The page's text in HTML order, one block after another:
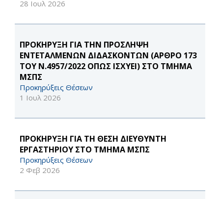
28 Ιουλ 2026
ΠΡΟΚΗΡΥΞΗ ΓΙΑ ΤΗΝ ΠΡΟΣΛΗΨΗ
ΕΝΤΕΤΑΛΜΕΝΩΝ ΔΙΔΑΣΚΟΝΤΩΝ (ΑΡΘΡΟ 173
ΤΟΥ Ν.4957/2022 ΟΠΩΣ ΙΣΧΥΕΙ) ΣΤΟ ΤΜΗΜΑ
ΜΣΠΣ
Προκηρύξεις Θέσεων
1 Ιουλ 2026
ΠΡΟΚΗΡΥΞΗ ΓΙΑ ΤΗ ΘΕΣΗ ΔΙΕΥΘΥΝΤΗ
ΕΡΓΑΣΤΗΡΙΟΥ ΣΤΟ ΤΜΗΜΑ ΜΣΠΣ
Προκηρύξεις Θέσεων
2 Φεβ 2026